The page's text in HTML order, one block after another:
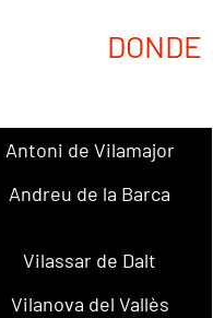
DONDE
Antoni de Vilamajor
Andreu de la Barca
Vilassar de Dalt
Vilanova del Vallès